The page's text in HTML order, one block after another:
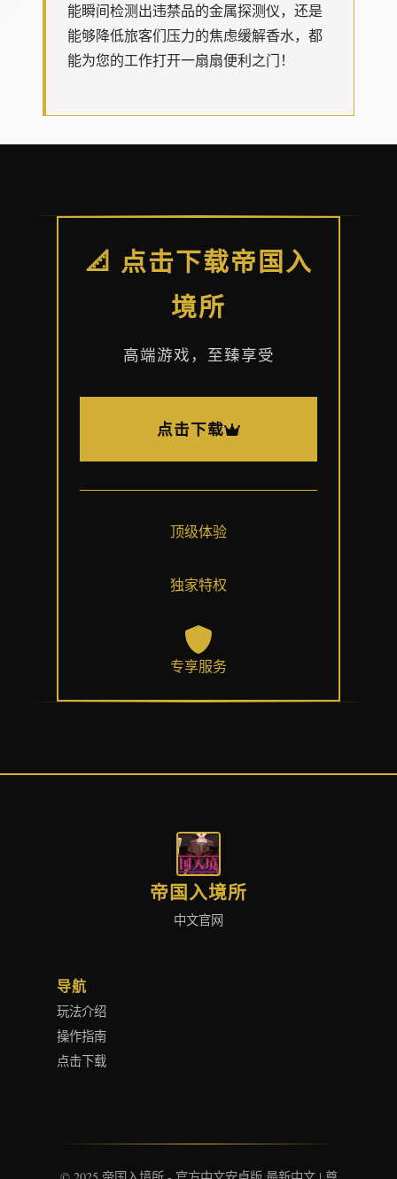
能瞬间检测出违禁品的金属探测仪，还是
能够降低旅客们压力的焦虑缓解香水，都
能为您的工作打开一扇扇便利之门！
📐 点击下载帝国入
境所
高端游戏，至臻享受
点击下载
顶级体验
独家特权
专享服务
帝国入境所
中文官网
导航
玩法介绍
操作指南
点击下载